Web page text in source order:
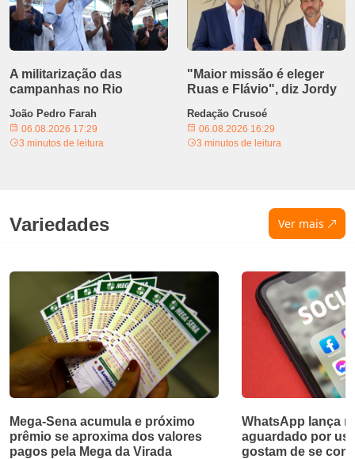
A militarização das
campanhas no Rio
João Pedro Farah
06.08.2026 17:29
3 minutos de leitura
"Maior missão é eleger
Ruas e Flávio", diz Jordy
Redação Crusoé
06.08.2026 16:29
3 minutos de leitura
Variedades Ver mais
Mega-Sena acumula e próximo
prêmio se aproxima dos valores
pagos pela Mega da Virada
WhatsApp lança
aguardado por
gostam de se